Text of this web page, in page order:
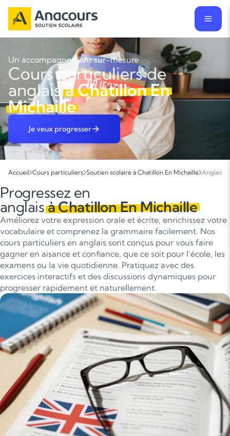
Un accompagnement sur-mesure
Cours particuliers de
anglaisà Chatillon En
Michaille
Je veux progresser
Accueil Cours particuliers Soutien scolaire à Chatillon En Michaille Anglais
Progressez en
anglaisà Chatillon En Michaille
Améliorez votre expression orale et écrite, enrichissez votre
vocabulaire et comprenez la grammaire facilement. Nos
cours particuliers en anglais sont conçus pour vous faire
gagner en aisance et confiance, que ce soit pour l’école, les
examens ou la vie quotidienne. Pratiquez avec des
exercices interactifs et des discussions dynamiques pour
progresser rapidement et naturellement.